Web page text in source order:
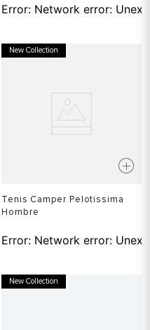
token T in JSON at
Error: Network error:
token T in JSON at
New Collection
Tenis Camper Pelotissima
Hombre
Error: Network error:
New Collection